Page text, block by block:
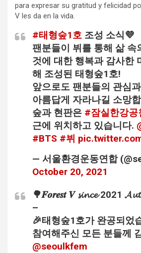
para expresar su gratitud y felicidad
V les da en la vida.
#태형숲1호 조성 소식💜
팬분들이 뷔를 통해 삶 속
것에 대한 행복과 감사한
해 조성된 태형숲1호!
앞으로도 팬분들의 관심
아름답게 자라나길 소망
숲과 현판은 #잠실한강공
근에 위치하고 있습니다.
#BTS #뷔
— 서울환경운동연합
October 20, 2021
🌳𝑭𝒐𝒓𝒆𝒔𝒕 𝑽 𝓼𝓲𝓷𝓬𝓮 2021
–
🎉태형숲1호가 완공되었
참여해주신 모든 분들께
@seoulkfem